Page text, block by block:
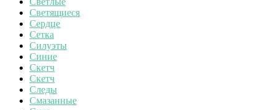
Светящиеся
Сердце
Сетка
Силуэты
Синие
Скетч
Скетч
Следы
Смазанные